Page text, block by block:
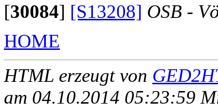
[30084] [S13208] OSB -
HOME
HTML erzeugt von
am 04.10.2014 05:23:59